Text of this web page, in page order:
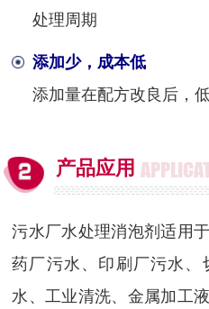
处理周期
添加少，成本低
添加量在配方改良后，
产品应用
污水厂水处理消泡剂适用
药厂污水、印刷厂污水
水、工业清洗、金属加工